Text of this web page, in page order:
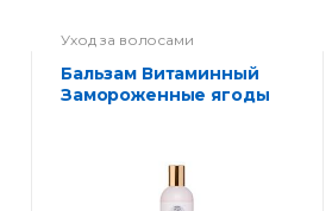
Уход за волосами
Бальзам Витаминный
Замороженные ягоды